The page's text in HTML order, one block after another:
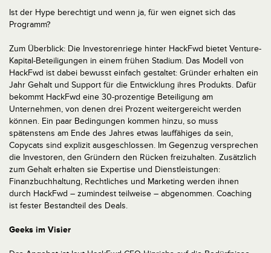
Ist der Hype berechtigt und wenn ja, für wen eignet sich das
Programm?
Zum Überblick: Die Investorenriege hinter HackFwd bietet Venture-
Kapital-Beteiligungen in einem frühen Stadium. Das Modell von
HackFwd ist dabei bewusst einfach gestaltet: Gründer erhalten ein
Jahr Gehalt und Support für die Entwicklung ihres Produkts. Dafür
bekommt HackFwd eine 30-prozentige Beteiligung am
Unternehmen, von denen drei Prozent weitergereicht werden
können. Ein paar Bedingungen kommen hinzu, so muss
spätenstens am Ende des Jahres etwas lauffähiges da sein,
Copycats sind explizit ausgeschlossen. Im Gegenzug versprechen
die Investoren, den Gründern den Rücken freizuhalten. Zusätzlich
zum Gehalt erhalten sie Expertise und Dienstleistungen:
Finanzbuchhaltung, Rechtliches und Marketing werden ihnen
durch HackFwd – zumindest teilweise – abgenommen. Coaching
ist fester Bestandteil des Deals.
Geeks im Visier